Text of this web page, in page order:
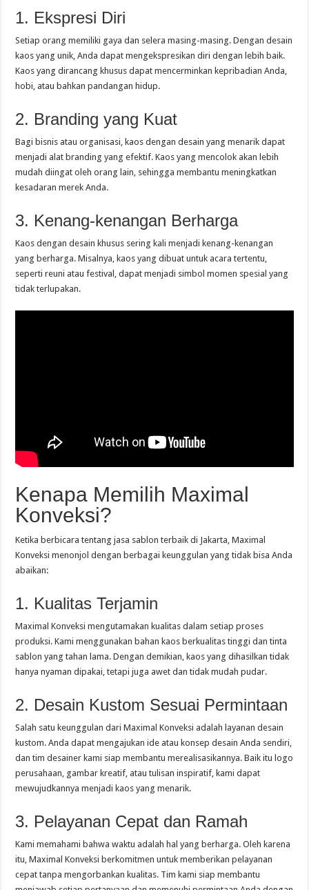
1. Ekspresi Diri
Setiap orang memiliki gaya dan selera masing-masing. Dengan desain
kaos yang unik, Anda dapat mengekspresikan diri dengan lebih baik.
Kaos yang dirancang khusus dapat mencerminkan kepribadian Anda,
hobi, atau bahkan pandangan hidup.
2. Branding yang Kuat
Bagi bisnis atau organisasi, kaos dengan desain yang menarik dapat
menjadi alat branding yang efektif. Kaos yang mencolok akan lebih
mudah diingat oleh orang lain, sehingga membantu meningkatkan
kesadaran merek Anda.
3. Kenang-kenangan Berharga
Kaos dengan desain khusus sering kali menjadi kenang-kenangan
yang berharga. Misalnya, kaos yang dibuat untuk acara tertentu,
seperti reuni atau festival, dapat menjadi simbol momen spesial yang
tidak terlupakan.
Kenapa Memilih Maximal
Konveksi?
Ketika berbicara tentang jasa sablon terbaik di Jakarta, Maximal
Konveksi menonjol dengan berbagai keunggulan yang tidak bisa Anda
abaikan:
1. Kualitas Terjamin
Maximal Konveksi mengutamakan kualitas dalam setiap proses
produksi. Kami menggunakan bahan kaos berkualitas tinggi dan tinta
sablon yang tahan lama. Dengan demikian, kaos yang dihasilkan tidak
hanya nyaman dipakai, tetapi juga awet dan tidak mudah pudar.
2. Desain Kustom Sesuai Permintaan
Salah satu keunggulan dari Maximal Konveksi adalah layanan desain
kustom. Anda dapat mengajukan ide atau konsep desain Anda sendiri,
dan tim desainer kami siap membantu merealisasikannya. Baik itu logo
perusahaan, gambar kreatif, atau tulisan inspiratif, kami dapat
mewujudkannya menjadi kaos yang menarik.
3. Pelayanan Cepat dan Ramah
Kami memahami bahwa waktu adalah hal yang berharga. Oleh karena
itu, Maximal Konveksi berkomitmen untuk memberikan pelayanan
cepat tanpa mengorbankan kualitas. Tim kami siap membantu